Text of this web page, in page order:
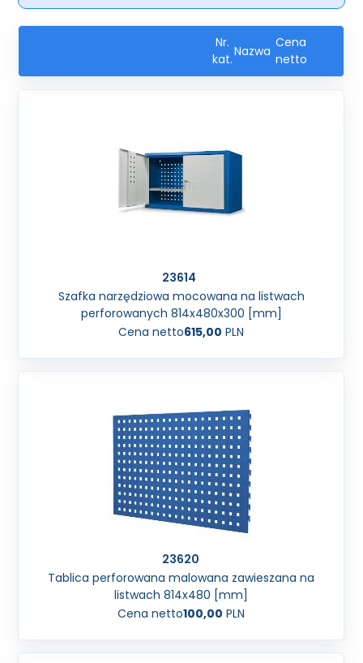
Nr.
kat.
Nazwa
Cena
netto
23614
Szafka narzędziowa mocowana na listwach
perforowanych 814x480x300 [mm]
Cena netto615,00 PLN
23620
Tablica perforowana malowana zawieszana na
listwach 814x480 [mm]
Cena netto100,00 PLN